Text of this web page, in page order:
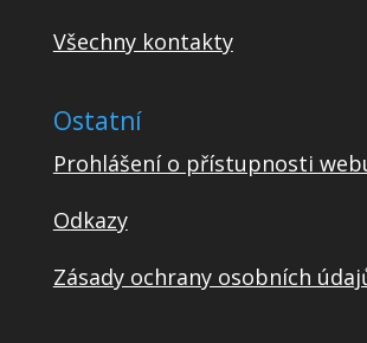
Všechny kontakty
Ostatní
Prohlášení o přístupnosti
Odkazy
Zásady ochrany osobních